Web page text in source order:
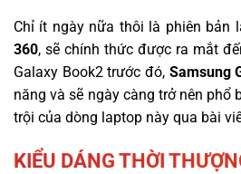
Chỉ ít ngày nữa thôi là phiên bản
360, sẽ chính thức được ra mắt
Galaxy Book2 trước đó, Samsung
năng và sẽ ngày càng trở nên
trội của dòng laptop này qua bài
KIỂU DÁNG THỜI